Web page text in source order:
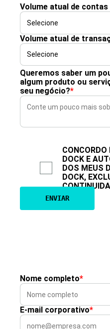
Volume atual de
Volume atual de
Queremos saber um
algum produto ou
seu negócio?*
CONCORDO
DOCK E
DOS MEUS
DOCK,
Nome completo*
E-mail corporativo*